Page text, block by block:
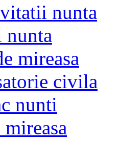
nunta
mireasa
civila
nunti